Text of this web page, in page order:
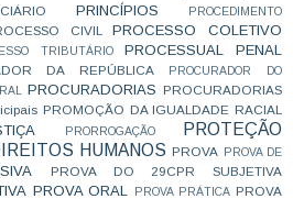
PRINCÍPIOS
PROCEDIMENTO
CIVIL
PROCESSO COLETIVO
TRIBUTÁRIO
PROCESSUAL PENAL
DA REPÚBLICA
PROCURADOR DO
PROCURADORIAS PROCURADORIAS
PROMOÇÃO DA IGUALDADE RACIAL
PRORROGAÇÃO
PROTEÇÃO
HUMANOS PROVA
PROVA DE
PROVA DO 29CPR SUBJETIVA
PROVA ORAL PROVA PRÁTICA PROVA